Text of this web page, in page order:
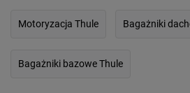
Motoryzacja Thule Bagażniki
Bagażniki bazowe Thule